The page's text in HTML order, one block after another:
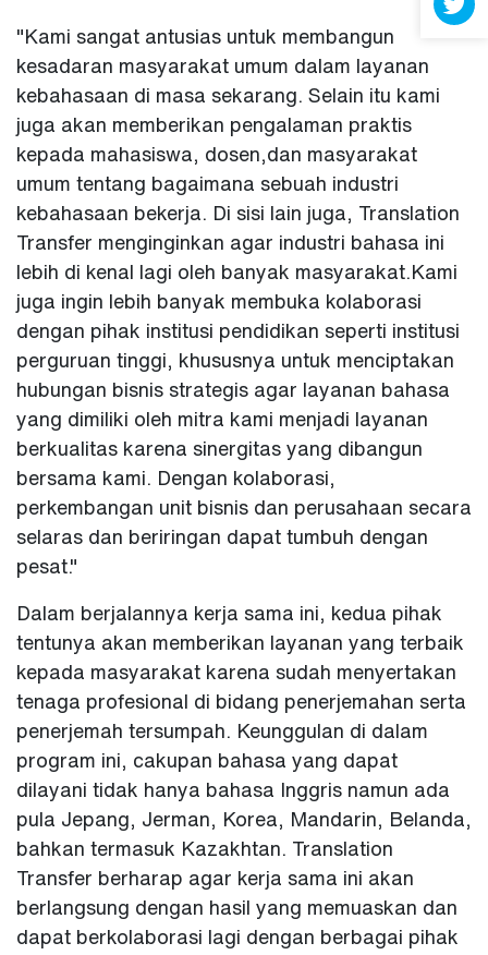
"Kami sangat antusias untuk membangun
kesadaran masyarakat umum dalam layanan
kebahasaan di masa sekarang. Selain itu kami
juga akan memberikan pengalaman praktis
kepada mahasiswa, dosen,dan masyarakat
umum tentang bagaimana sebuah industri
kebahasaan bekerja. Di sisi lain juga, Translation
Transfer menginginkan agar industri bahasa ini
lebih di kenal lagi oleh banyak masyarakat.Kami
juga ingin lebih banyak membuka kolaborasi
dengan pihak institusi pendidikan seperti institusi
perguruan tinggi, khususnya untuk menciptakan
hubungan bisnis strategis agar layanan bahasa
yang dimiliki oleh mitra kami menjadi layanan
berkualitas karena sinergitas yang dibangun
bersama kami. Dengan kolaborasi,
perkembangan unit bisnis dan perusahaan secara
selaras dan beriringan dapat tumbuh dengan
pesat."
Dalam berjalannya kerja sama ini, kedua pihak
tentunya akan memberikan layanan yang terbaik
kepada masyarakat karena sudah menyertakan
tenaga profesional di bidang penerjemahan serta
penerjemah tersumpah. Keunggulan di dalam
program ini, cakupan bahasa yang dapat
dilayani tidak hanya bahasa Inggris namun ada
pula Jepang, Jerman, Korea, Mandarin, Belanda,
bahkan termasuk Kazakhtan. Translation
Transfer berharap agar kerja sama ini akan
berlangsung dengan hasil yang memuaskan dan
dapat berkolaborasi lagi dengan berbagai pihak